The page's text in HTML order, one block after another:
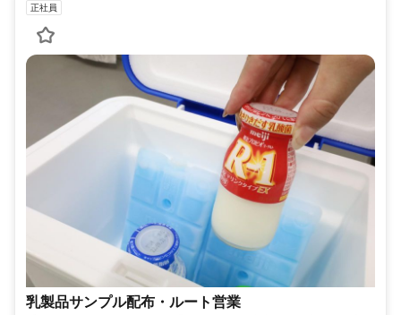
正社員
乳製品サンプル配布・ルート営業